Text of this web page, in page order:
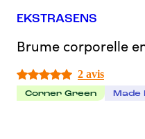
EKSTRASENS
Brume corporelle
2 avis
Corner Green Made